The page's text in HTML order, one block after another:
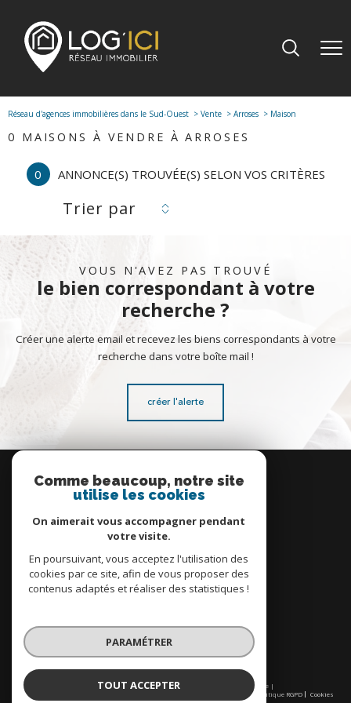
Réseau d'agences immobilières dans le Sud-Ouest Vente Arroses Maison
0 MAISONS À VENDRE À ARROSES
0 ANNONCE(S) TROUVÉE(S) SELON VOS CRITÈRES
Trier par
VOUS N'AVEZ PAS TROUVÉ
le bien correspondant à votre
recherche ?
Créer une alerte email et recevez les biens correspondants à votre
recherche dans votre boîte mail !
créer l'alerte
connecter
espace propriétaire
© 2026 | Tous droits réservés | Traduction powered by Google |
Nos honoraires
Politique RGPD Cookies
Comme beaucoup, notre site
utilise les cookies
On aimerait vous accompagner pendant
votre visite.
En poursuivant, vous acceptez l'utilisation des
cookies par ce site, afin de vous proposer des
contenus adaptés et réaliser des statistiques !
PARAMÉTRER
TOUT ACCEPTER